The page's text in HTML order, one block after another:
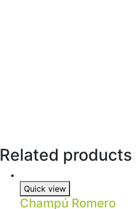
Related products
Quick view
Champú Romero